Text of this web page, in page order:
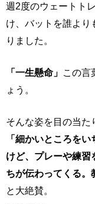
週2度のウェートト
け、バットを誰より
りました。
「一生懸命」 この言
ょう。
そんな姿を目の当た
「細かいところを
けど、プレーや練習
ちが伝わってくる。
と大絶賛。